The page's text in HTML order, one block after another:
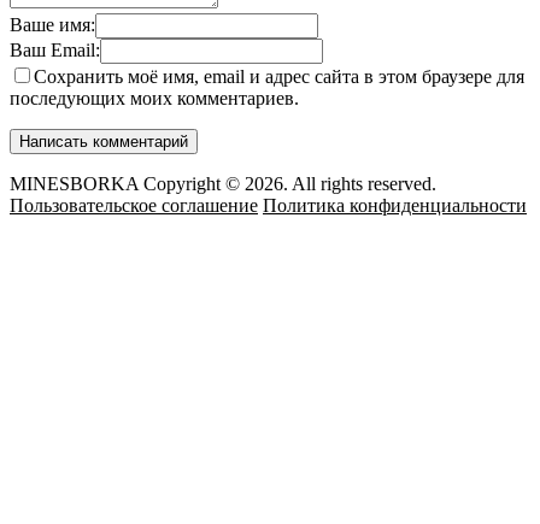
Ваше имя:
Ваш Email:
Сохранить моё имя, email и адрес сайта в этом браузере для
последующих моих комментариев.
MINESBORKA Copyright © 2026. All rights reserved.
Пользовательское соглашение Политика конфиденциальности